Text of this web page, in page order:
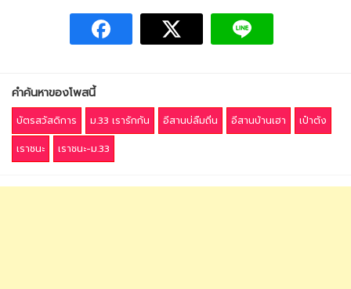
คำค้นหาของโพสนี้
บัตรสวัสดิการ ม.33 เรารักกัน อีสานบ่ลืมถิ่น อีสานบ้านเฮา
เป๋าตั​ง
เราชนะ
เราชนะ-ม.33